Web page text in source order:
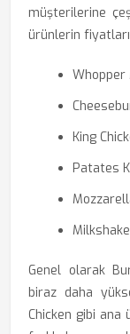
müşterilerine
ürünlerin
Whopper
King
Patates
Genel olarak
biraz daha
Chicken gibi